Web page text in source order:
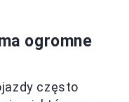
ogromne
często